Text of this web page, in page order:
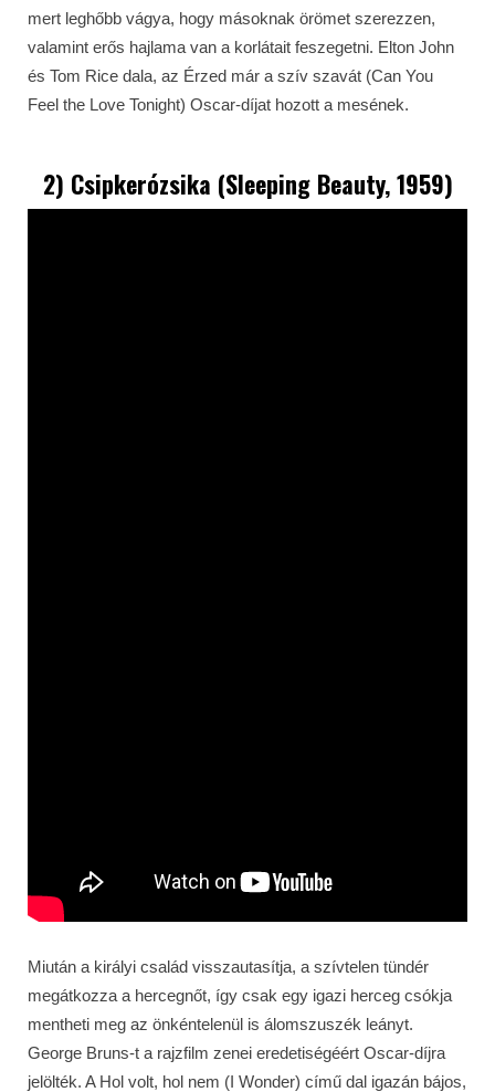
mert leghőbb vágya, hogy másoknak örömet szerezzen,
valamint erős hajlama van a korlátait feszegetni. Elton John
és Tom Rice dala, az Érzed már a szív szavát (Can You
Feel the Love Tonight) Oscar-díjat hozott a mesének.
2) Csipkerózsika (Sleeping Beauty, 1959)
Miután a királyi család visszautasítja, a szívtelen tündér
megátkozza a hercegnőt, így csak egy igazi herceg csókja
mentheti meg az önkéntelenül is álomszuszék leányt.
George Bruns-t a rajzfilm zenei eredetiségéért Oscar-díjra
jelölték. A Hol volt, hol nem (I Wonder) című dal igazán bájos,